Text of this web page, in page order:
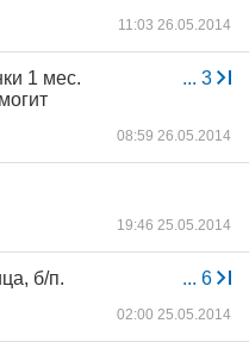
11:03 26.05.2014
... 3
1 мес.
08:59 26.05.2014
19:46 25.05.2014
... 6
б/п.
02:00 25.05.2014